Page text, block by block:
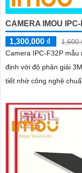
CAMERA IMOU
1,300,000 ₫
Camera IPC-F32P
định với độ phân giải
tiết nhờ công nghệ